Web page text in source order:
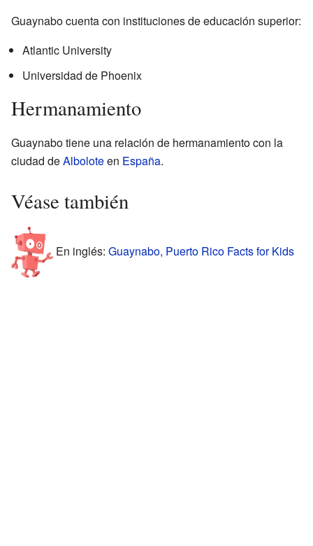
Guaynabo cuenta con instituciones de educación superior:
Atlantic University
Universidad de Phoenix
Hermanamiento
Guaynabo tiene una relación de hermanamiento con la
ciudad deAlboloteen España.
Véase también
En inglés: Guaynabo, Puerto Rico Facts for Kids